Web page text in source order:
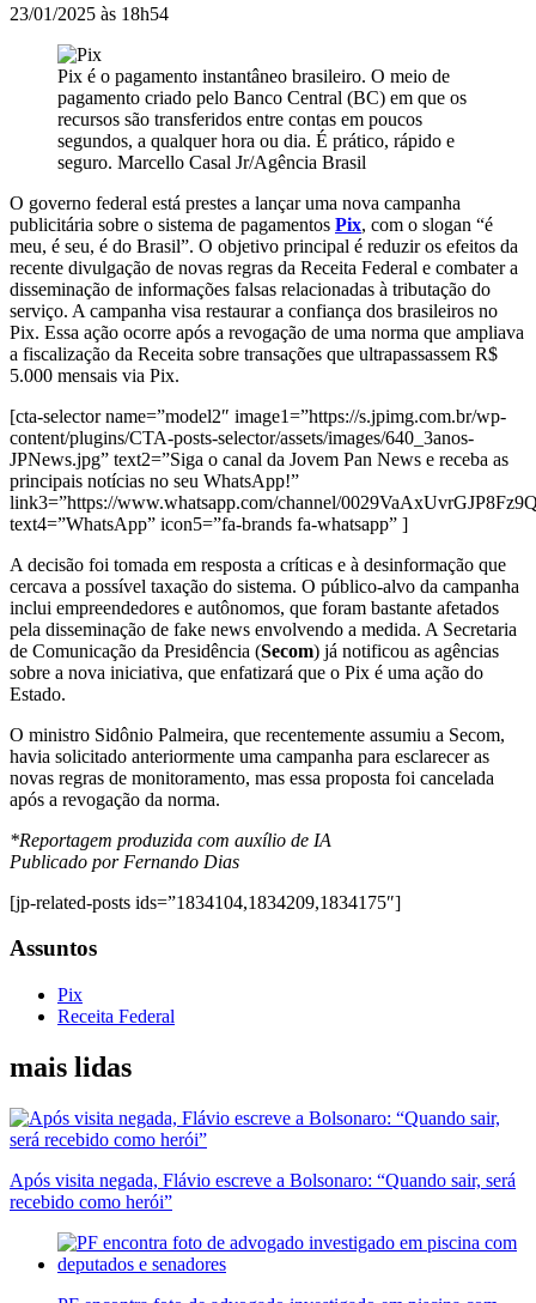
23/01/2025 às 18h54
Pix é o pagamento instantâneo brasileiro. O meio de
pagamento criado pelo Banco Central (BC) em que os
recursos são transferidos entre contas em poucos
segundos, a qualquer hora ou dia. É prático, rápido e
seguro. Marcello Casal Jr/Agência Brasil
O governo federal está prestes a lançar uma nova campanha
publicitária sobre o sistema de pagamentos Pix, com o slogan “é
meu, é seu, é do Brasil”. O objetivo principal é reduzir os efeitos da
recente divulgação de novas regras da Receita Federal e combater a
disseminação de informações falsas relacionadas à tributação do
serviço. A campanha visa restaurar a confiança dos brasileiros no
Pix. Essa ação ocorre após a revogação de uma norma que ampliava
a fiscalização da Receita sobre transações que ultrapassassem R$
5.000 mensais via Pix.
[cta-selector name=”model2″ image1=”https://s.jpimg.com.br/wp-
content/plugins/CTA-posts-selector/assets/images/640_3anos-
JPNews.jpg” text2=”Siga o canal da Jovem Pan News e receba as
principais notícias no seu WhatsApp!”
link3=”https://www.whatsapp.com/channel/
text4=”WhatsApp” icon5=”fa-brands fa-whatsapp” ]
A decisão foi tomada em resposta a críticas e à desinformação que
cercava a possível taxação do sistema. O público-alvo da campanha
inclui empreendedores e autônomos, que foram bastante afetados
pela disseminação de fake news envolvendo a medida. A Secretaria
de Comunicação da Presidência (Secom) já notificou as agências
sobre a nova iniciativa, que enfatizará que o Pix é uma ação do
Estado.
O ministro Sidônio Palmeira, que recentemente assumiu a Secom,
havia solicitado anteriormente uma campanha para esclarecer as
novas regras de monitoramento, mas essa proposta foi cancelada
após a revogação da norma.
*Reportagem produzida com auxílio de IA
Publicado por Fernando Dias
[jp-related-posts ids=”1834104,1834209,1834175″]
Assuntos
Pix
Receita Federal
mais lidas
Após visita negada, Flávio escreve a Bolsonaro: “Quando sair, será
recebido como herói”